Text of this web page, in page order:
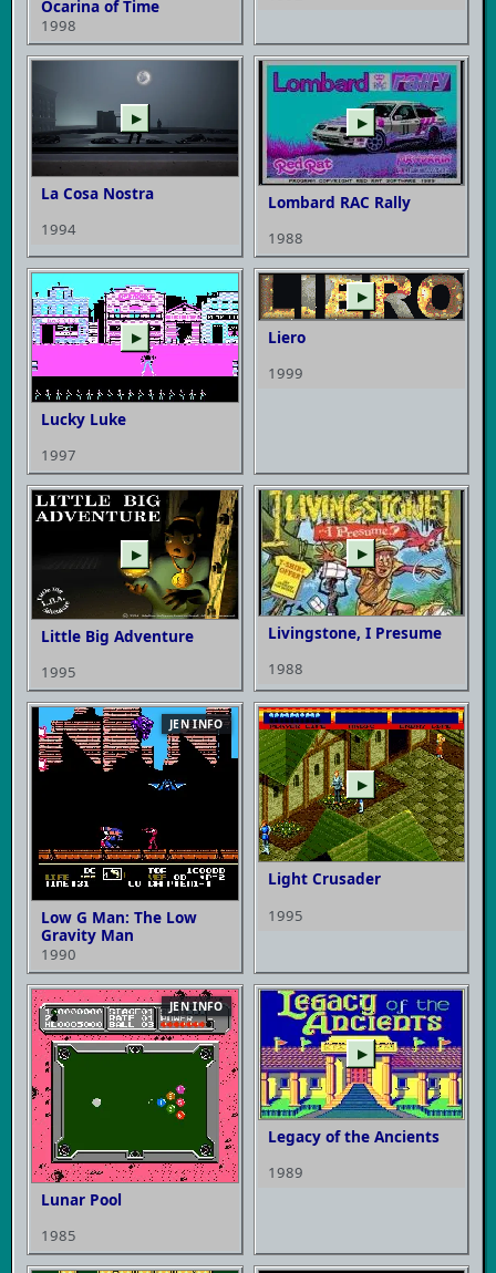
Ocarina of Time
1998
▶
La Cosa Nostra
1994
▶
Lombard RAC Rally
1988
▶
Lucky Luke
1997
▶
Liero
1999
▶
Little Big Adventure
1995
▶
Livingstone, I Presume
1988
JEN INFO
Low G Man: The Low
Gravity Man
1990
▶
Light Crusader
1995
JEN INFO
Lunar Pool
1985
▶
Legacy of the Ancients
1989